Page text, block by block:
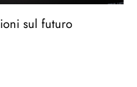
sul futuro